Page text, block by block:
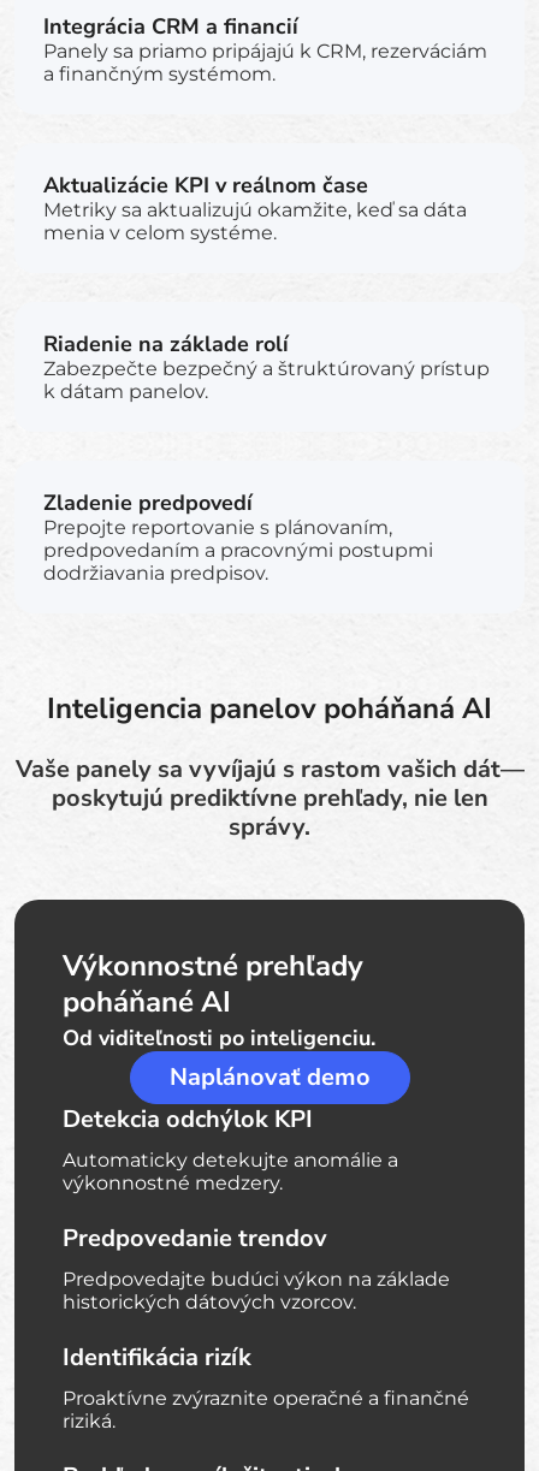
Integrácia CRM a financií
Panely sa priamo pripájajú k CRM, rezerváciám
a finančným systémom.
Aktualizácie KPI v reálnom čase
Metriky sa aktualizujú okamžite, keď sa dáta
menia v celom systéme.
Riadenie na základe rolí
Zabezpečte bezpečný a štruktúrovaný prístup
k dátam panelov.
Zladenie predpovedí
Prepojte reportovanie s plánovaním,
predpovedaním a pracovnými postupmi
dodržiavania predpisov.
Inteligencia panelov poháňaná AI
Vaše panely sa vyvíjajú s rastom vašich dát—
poskytujú prediktívne prehľady, nie len
správy.
Výkonnostné prehľady
poháňané AI
Od viditeľnosti po inteligenciu.
Naplánovať demo
Detekcia odchýlok KPI
Automaticky detekujte anomálie a
výkonnostné medzery.
Predpovedanie trendov
Predpovedajte budúci výkon na základe
historických dátových vzorcov.
Identifikácia rizík
Proaktívne zvýraznite operačné a finančné
riziká.